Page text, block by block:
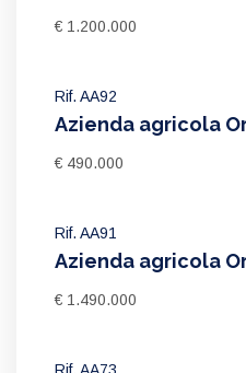
€ 1.200.000
Rif. AA92
Azienda agricola
€ 490.000
Rif. AA91
Azienda agricola
€ 1.490.000